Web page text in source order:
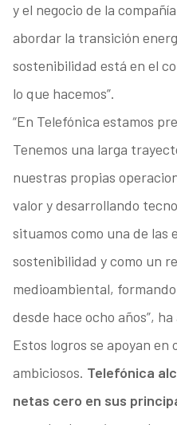
y el negocio de la
abordar la transición
sostenibilidad está en el
lo que hacemos”.
“En Telefónica estamos
Tenemos una larga
nuestras propias
valor y desarrollando
situamos como una de las
sostenibilidad y como un
medioambiental, formando
desde hace ocho años”,
Estos logros se apoyan
ambiciosos. Telefónica
netas cero en sus